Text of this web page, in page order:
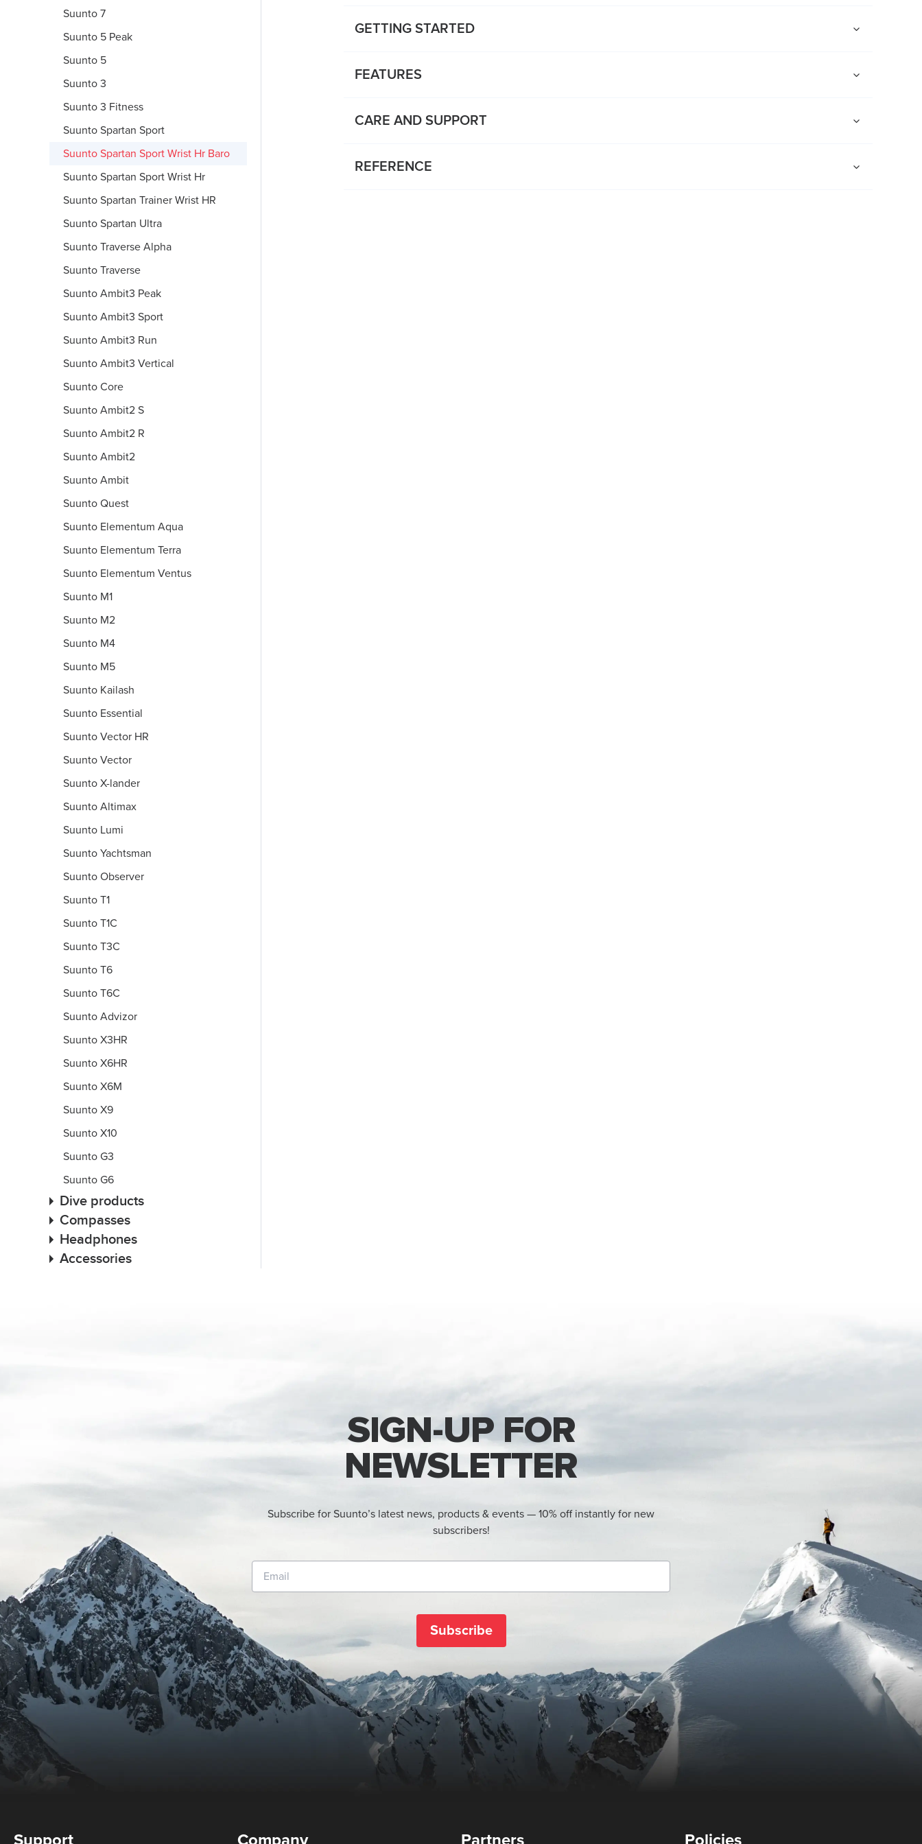
Suunto 7
Suunto 5 Peak
Suunto 5
Suunto 3
Suunto 3 Fitness
Suunto Spartan Sport
Suunto Spartan Sport Wrist Hr Baro
Suunto Spartan Sport Wrist Hr
Suunto Spartan Trainer Wrist HR
Suunto Spartan Ultra
Suunto Traverse Alpha
Suunto Traverse
Suunto Ambit3 Peak
Suunto Ambit3 Sport
Suunto Ambit3 Run
Suunto Ambit3 Vertical
Suunto Core
Suunto Ambit2 S
Suunto Ambit2 R
Suunto Ambit2
Suunto Ambit
Suunto Quest
Suunto Elementum Aqua
Suunto Elementum Terra
Suunto Elementum Ventus
Suunto M1
Suunto M2
Suunto M4
Suunto M5
Suunto Kailash
Suunto Essential
Suunto Vector HR
Suunto Vector
Suunto X-lander
Suunto Altimax
Suunto Lumi
Suunto Yachtsman
Suunto Observer
Suunto T1
Suunto T1C
Suunto T3C
Suunto T6
Suunto T6C
Suunto Advizor
Suunto X3HR
Suunto X6HR
Suunto X6M
Suunto X9
Suunto X10
Suunto G3
Suunto G6
Dive products
Compasses
Headphones
Accessories
GETTING STARTED
FEATURES
CARE AND SUPPORT
REFERENCE
SIGN-UP FOR
NEWSLETTER
Subscribe for Suunto’s latest news, products & events — 10% off instantly for new
subscribers!
Subscribe
Support Company Partners Policies